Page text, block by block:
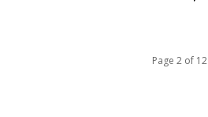
Page 2 of 12